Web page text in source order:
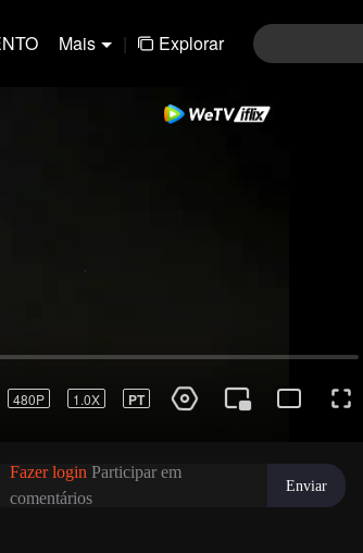
Mais | Explorar